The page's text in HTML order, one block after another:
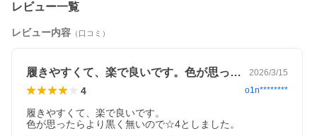
レビュー一覧
レビュー内容 （口コミ）
履きやすくて、楽で良いです。色が思った… 2026/3/15
4 o1n********
履きやすくて、楽で良いです。
色が思ったらより黒く無いので☆4としました。